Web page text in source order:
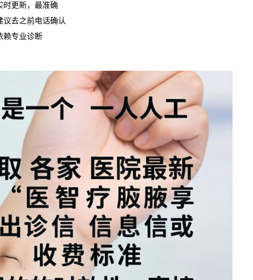
时更新，最准确
议去之前电话确认
赖专业诊断